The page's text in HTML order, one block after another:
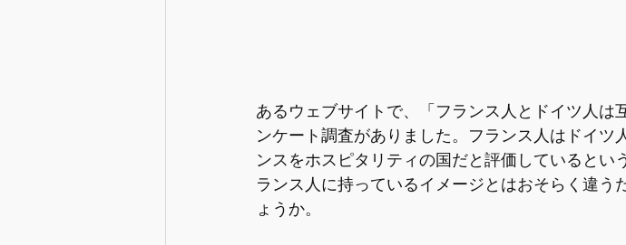
あるウェブサイトで、「フランス人とドイツ人
ンケート調査がありました。フランス人はドイツ
ンスをホスピタリティの国だと評価していると
ランス人に持っているイメージとはおそらく違う
ょうか。